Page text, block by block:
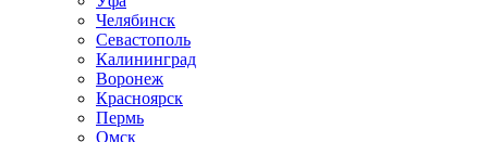
Челябинск
Севастополь
Калининград
Воронеж
Красноярск
Пермь
Омск